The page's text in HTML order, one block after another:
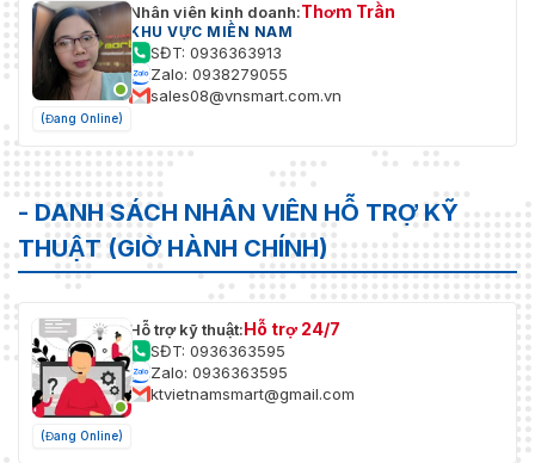
(Đang Online)
Nhân viên kinh doanh:Thơm Trần
KHU VỰC MIỀN NAM
SĐT: 0936363913
Zalo: 0938279055
sales08@vnsmart.com.vn
- DANH SÁCH NHÂN VIÊN HỖ TRỢ KỸ
THUẬT (GIỜ HÀNH CHÍNH)
(Đang Online)
Hỗ trợ kỹ thuật:Hỗ trợ 24/7
SĐT: 0936363595
Zalo: 0936363595
ktvietnamsmart@gmail.com